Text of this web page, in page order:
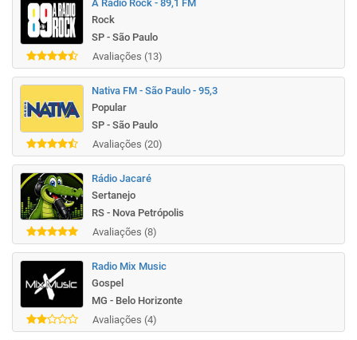
A Rádio Rock - 89,1 FM
Rock
SP - São Paulo
Avaliações (13)
Nativa FM - São Paulo - 95,3
Popular
SP - São Paulo
Avaliações (20)
Rádio Jacaré
Sertanejo
RS - Nova Petrópolis
Avaliações (8)
Radio Mix Music
Gospel
MG - Belo Horizonte
Avaliações (4)